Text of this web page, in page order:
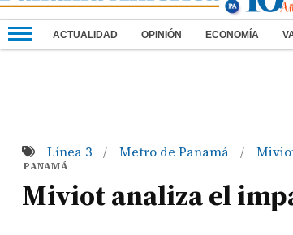
ACTUALIDAD OPINIÓN ECONOMÍA
Línea 3 / Metro de Panamá /
PANAMÁ
Miviot analiza el